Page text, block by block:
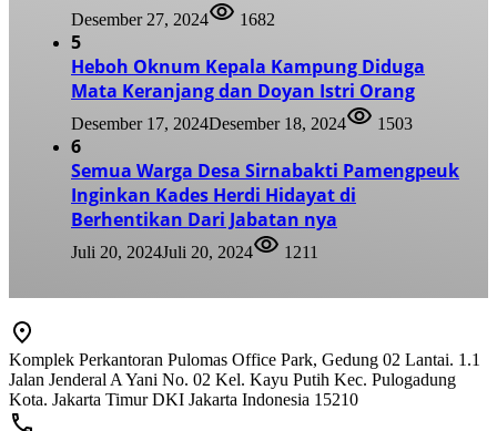
Desember 27, 2024 1682
5
Heboh Oknum Kepala Kampung Diduga
Mata Keranjang dan Doyan Istri Orang
Desember 17, 2024Desember 18, 2024 1503
6
Semua Warga Desa Sirnabakti Pamengpeuk
Inginkan Kades Herdi Hidayat di
Berhentikan Dari Jabatan nya
Juli 20, 2024Juli 20, 2024 1211
Komplek Perkantoran Pulomas Office Park, Gedung 02 Lantai. 1.1
Jalan Jenderal A Yani No. 02 Kel. Kayu Putih Kec. Pulogadung
Kota. Jakarta Timur DKI Jakarta Indonesia 15210